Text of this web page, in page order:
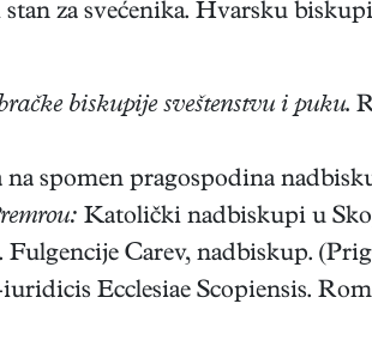
za svećenika. Hvarsku
biskupije sveštenstvu i puku.
na spomen pragospodina
Katolički nadbiskupi u
Fulgencije Carev, nadbiskup.
Ecclesiae Scopiensis.